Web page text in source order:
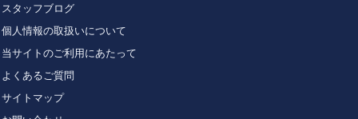
スタッフブログ
個人情報の取扱いについて
当サイトのご利用にあたって
よくあるご質問
サイトマップ